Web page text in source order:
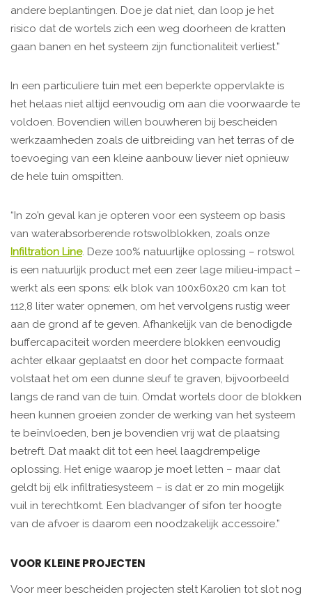
andere beplantingen. Doe je dat niet, dan loop je het
risico dat de wortels zich een weg doorheen de kratten
gaan banen en het systeem zijn functionaliteit verliest.”
In een particuliere tuin met een beperkte oppervlakte is
het helaas niet altijd eenvoudig om aan die voorwaarde te
voldoen. Bovendien willen bouwheren bij bescheiden
werkzaamheden zoals de uitbreiding van het terras of de
toevoeging van een kleine aanbouw liever niet opnieuw
de hele tuin omspitten.
“In zo’n geval kan je opteren voor een systeem op basis
van waterabsorberende rotswolblokken, zoals onze
Infiltration Line. Deze 100% natuurlijke oplossing – rotswol
is een natuurlijk product met een zeer lage milieu-impact –
werkt als een spons: elk blok van 100x60x20 cm kan tot
112,8 liter water opnemen, om het vervolgens rustig weer
aan de grond af te geven. Afhankelijk van de benodigde
buffercapaciteit worden meerdere blokken eenvoudig
achter elkaar geplaatst en door het compacte formaat
volstaat het om een dunne sleuf te graven, bijvoorbeeld
langs de rand van de tuin. Omdat wortels door de blokken
heen kunnen groeien zonder de werking van het systeem
te beïnvloeden, ben je bovendien vrij wat de plaatsing
betreft. Dat maakt dit tot een heel laagdrempelige
oplossing. Het enige waarop je moet letten – maar dat
geldt bij elk infiltratiesysteem – is dat er zo min mogelijk
vuil in terechtkomt. Een bladvanger of sifon ter hoogte
van de afvoer is daarom een noodzakelijk accessoire.”
VOOR KLEINE PROJECTEN
Voor meer bescheiden projecten stelt Karolien tot slot nog